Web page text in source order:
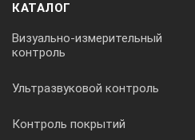
КАТАЛОГ
Визуально-измерительный
контроль
Ультразвуковой контроль
Контроль покрытий